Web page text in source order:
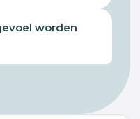
worden